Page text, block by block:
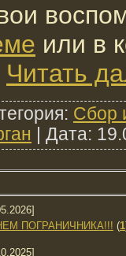
или в
Читать
Сбор
| Дата:
ПОГРАНИЧНИКА!!! (1